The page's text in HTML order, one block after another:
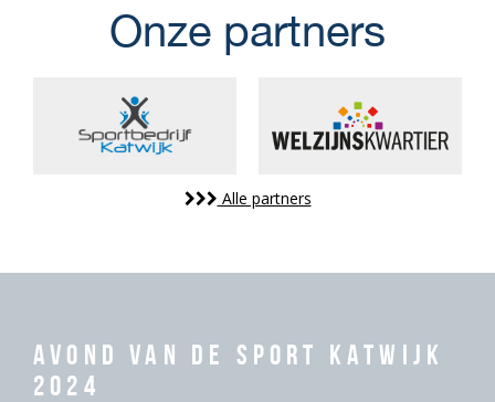
Onze partners
Alle partners
Avond van de Sport Katwijk
2024